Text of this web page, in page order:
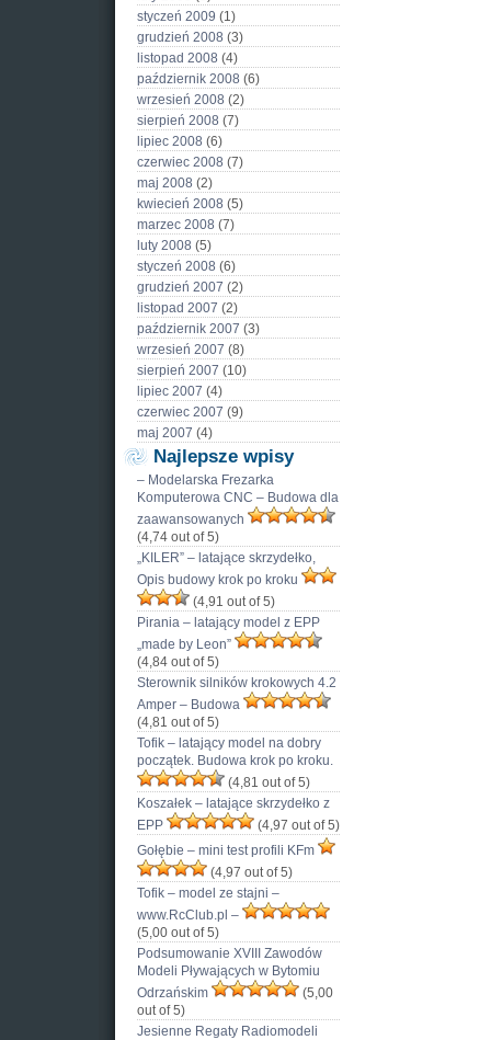
styczeń 2009 (1)
grudzień 2008 (3)
listopad 2008 (4)
październik 2008 (6)
wrzesień 2008 (2)
sierpień 2008 (7)
lipiec 2008 (6)
czerwiec 2008 (7)
maj 2008 (2)
kwiecień 2008 (5)
marzec 2008 (7)
luty 2008 (5)
styczeń 2008 (6)
grudzień 2007 (2)
listopad 2007 (2)
październik 2007 (3)
wrzesień 2007 (8)
sierpień 2007 (10)
lipiec 2007 (4)
czerwiec 2007 (9)
maj 2007 (4)
Najlepsze wpisy
– Modelarska Frezarka
Komputerowa CNC – Budowa dla
zaawansowanych
(4,74 out of 5)
„KILER” – latające skrzydełko,
Opis budowy krok po kroku
(4,91 out of 5)
Pirania – latający model z EPP
„made by Leon”
(4,84 out of 5)
Sterownik silników krokowych 4.2
Amper – Budowa
(4,81 out of 5)
Tofik – latający model na dobry
początek. Budowa krok po kroku.
(4,81 out of 5)
Koszałek – latające skrzydełko z
EPP
(4,97 out of 5)
Gołębie – mini test profili KFm
(4,97 out of 5)
Tofik – model ze stajni –
www.RcClub.pl –
(5,00 out of 5)
Podsumowanie XVIII Zawodów
Modeli Pływających w Bytomiu
Odrzańskim
(5,00
out of 5)
Jesienne Regaty Radiomodeli